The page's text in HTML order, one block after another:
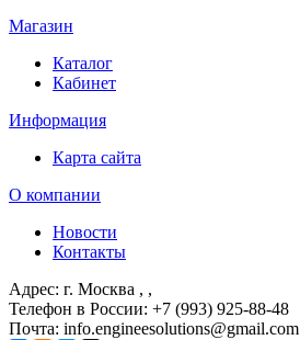
Магазин
Каталог
Кабинет
Информация
Карта сайта
О компании
Новости
Контакты
Адрес: г. Москва , ,
Телефон в России: +7 (993) 925-88-48
Почта: info.engineesolutions@gmail.com